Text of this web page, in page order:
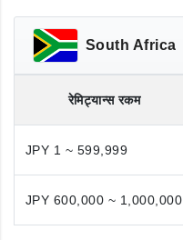
South Africa
रेमिट्यान्स रकम
JPY 1 ~ 599,999
JPY 600,000 ~ 1,000,000